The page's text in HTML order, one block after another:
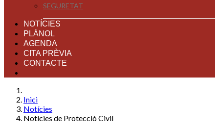
SEGURETAT
NOTÍCIES
PLÀNOL
AGENDA
CITA PRÈVIA
CONTACTE
Inici
Notícies
Notícies de Protecció Civil